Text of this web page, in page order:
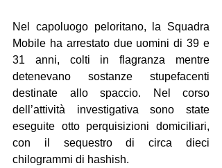
Nel capoluogo peloritano, la Squadra
Mobile ha arrestato due uomini di 39 e
31 anni, colti in flagranza mentre
detenevano sostanze stupefacenti
destinate allo spaccio. Nel corso
dell’attività investigativa sono state
eseguite otto perquisizioni domiciliari,
con il sequestro di circa dieci
chilogrammi di hashish.